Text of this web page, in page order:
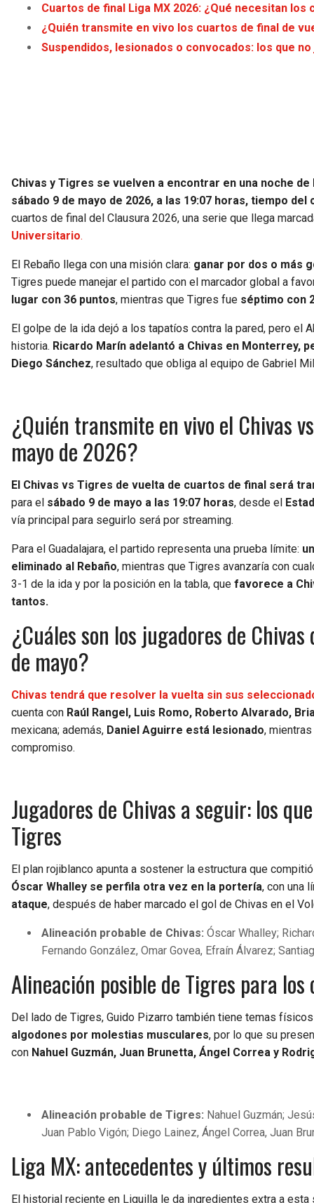
Cuartos de final Liga MX 2026: ¿Qué necesitan
¿Quién transmite en vivo los cuartos de final de
Suspendidos, lesionados o convocados: los que
Chivas y Tigres se vuelven a encontrar en una noche
sábado 9 de mayo de 2026, a las 19:07 horas, tiempo
cuartos de final del Clausura 2026, una serie que llega
Universitario.
El Rebaño llega con una misión clara: ganar por dos o más
Tigres puede manejar el partido con el marcador global a
lugar con 36 puntos, mientras que Tigres fue séptimo con
El golpe de la ida dejó a los tapatíos contra la pared, pero el
historia. Ricardo Marín adelantó a Chivas en Monterrey,
Diego Sánchez, resultado que obliga al equipo de Gabriel
¿Quién transmite en vivo el Chivas
mayo de 2026?
El Chivas vs Tigres de vuelta de cuartos de final será
para el sábado 9 de mayo a las 19:07 horas, desde el
vía principal para seguirlo será por streaming.
Para el Guadalajara, el partido representa una prueba límite:
eliminado al Rebaño, mientras que Tigres avanzaría con
3-1 de la ida y por la posición en la tabla, que favorece a
tantos.
¿Cuáles son los jugadores de
de mayo?
Chivas tendrá que resolver la vuelta sin sus
cuenta con Raúl Rangel, Luis Romo, Roberto Alvarado,
mexicana; además, Daniel Aguirre está lesionado,
compromiso.
Jugadores de Chivas a seguir: los
Tigres
El plan rojiblanco apunta a sostener la estructura que
Óscar Whalley se perfila otra vez en la portería, con una
ataque, después de haber marcado el gol de Chivas en el
Alineación probable de Chivas: Óscar Whalley;
Fernando González, Omar Govea, Efraín Álvarez;
Alineación posible de Tigres para
Del lado de Tigres, Guido Pizarro también tiene temas
algodones por molestias musculares, por lo que su
con Nahuel Guzmán, Juan Brunetta, Ángel Correa y
Alineación probable de Tigres: Nahuel Guzmán;
Juan Pablo Vigón; Diego Lainez, Ángel Correa, Juan
Liga MX: antecedentes y últimos
El historial reciente en Liguilla le da ingredientes extra a